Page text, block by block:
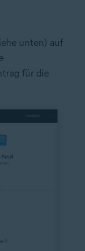
unten) auf
für die